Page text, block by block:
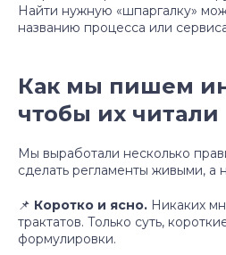
Найти нужную «шпаргалку»
названию процесса или
Как мы пишем
чтобы их читали
Мы выработали несколько
сделать регламенты живыми, а
📌 Коротко и ясно. Никаких
трактатов. Только суть,
формулировки.